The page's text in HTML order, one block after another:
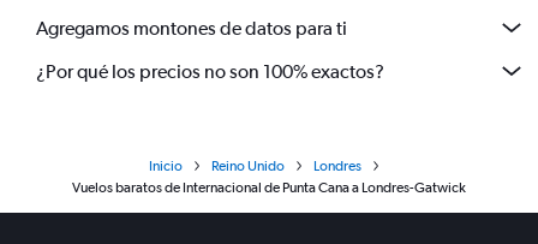
Agregamos montones de datos para ti
¿Por qué los precios no son 100% exactos?
Inicio Reino Unido
Londres
Vuelos baratos de Internacional de Punta Cana a Londres-Gatwick